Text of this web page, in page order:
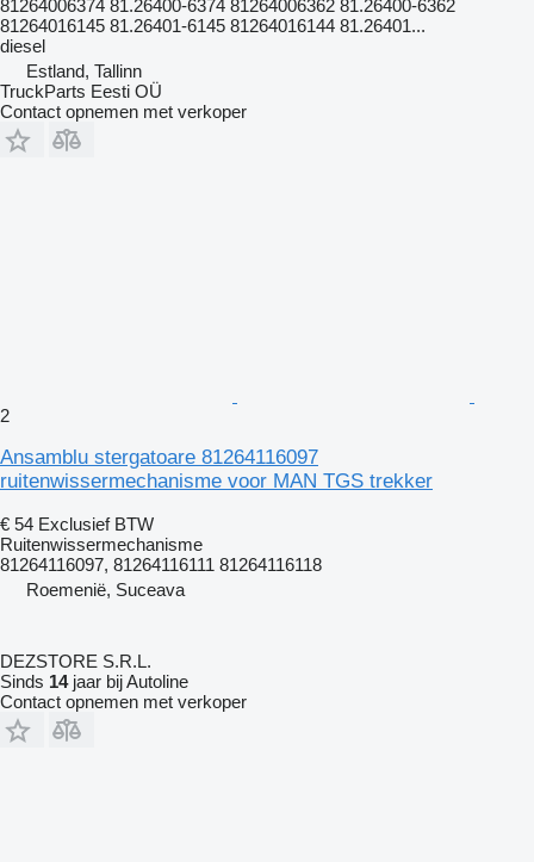
81264006374 81.26400-6374 81264006362 81.26400-6362
81264016145 81.26401-6145 81264016144 81.26401...
diesel
Estland, Tallinn
TruckParts Eesti OÜ
Contact opnemen met verkoper
2
Ansamblu stergatoare 81264116097
ruitenwissermechanisme voor MAN TGS trekker
€ 54 Exclusief BTW
Ruitenwissermechanisme
81264116097, 81264116111 81264116118
Roemenië, Suceava
DEZSTORE S.R.L.
Sinds 14jaar bij Autoline
Contact opnemen met verkoper